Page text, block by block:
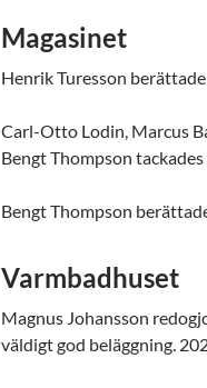
Magasinet
Henrik Turesson
Carl-Otto Lodin, Marcus
Bengt Thompson
Bengt Thompson
Varmbadhuset
Magnus Johansson
väldigt god beläggning.